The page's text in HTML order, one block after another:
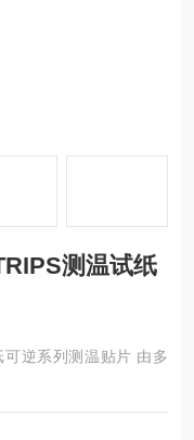
测温试纸
可逆系列测温贴片 由多